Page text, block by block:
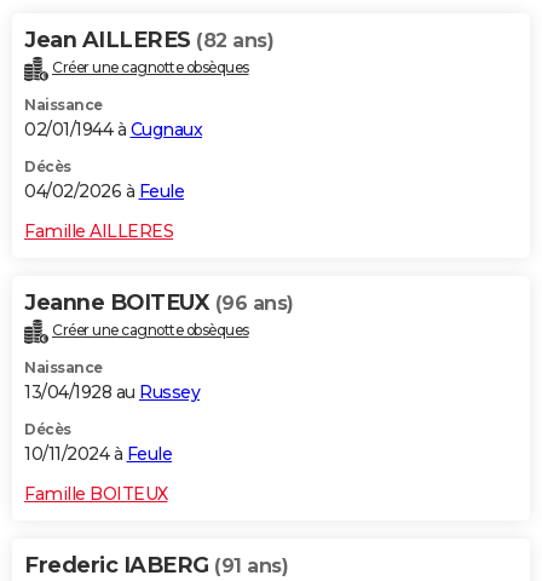
Alimentation
Guide de la santé
Maladies
Médicaments
Sommeil
VOYAGE
Destinations
City break
Voyage nature
Voyage de noces
Forum
Climat
+PHOTO
GUIDES D'ACHAT
Carte de Noël
Carte Bonne année
Carte Saint-Valentin
Carte Pâques
Carte d'anniversaire
DICTIONNAIRE
Dictionnaire
Biographies
Citations
Expressions
Proverbes
PROGRAMME TV
S'inscrire
Se connecter
Lycées
Collèges
Primaires
Universités
Entreprises
Service militaire
Avis de recherche
AVIS DE DÉCÈS
FORUM
Bricolage
Culture
Television
Voyage
Jean AILLERES (82 ans)
Créer une cagnotte obsèques
Naissance
02/01/1944 à Cugnaux
Décès
04/02/2026 à Feule
Famille AILLERES
Jeanne BOITEUX (96 ans)
Créer une cagnotte obsèques
Naissance
13/04/1928 au Russey
Décès
10/11/2024 à Feule
Famille BOITEUX
Frederic IABERG (91 ans)